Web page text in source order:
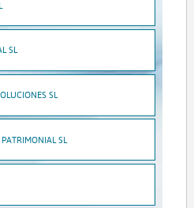
SL
SL
SL